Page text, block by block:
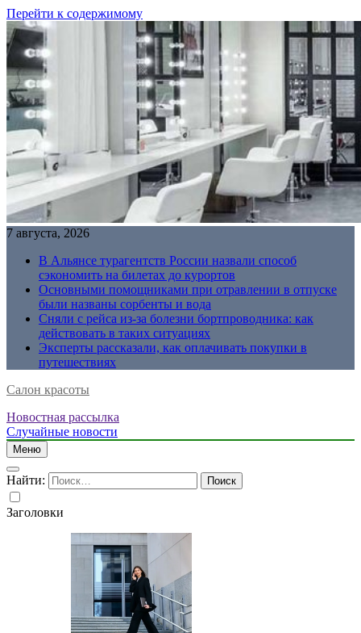
Перейти к содержимому
7 августа, 2026
В Альянсе турагентств России назвали способ
сэкономить на билетах до курортов
Основными помощниками при отравлении в отпуске
были названы сорбенты и вода
Сняли с рейса из-за болезни бортпроводника: как
действовать в таких ситуациях
Эксперты рассказали, как оплачивать покупки в
путешествиях
Салон красоты
Новостная рассылка
Случайные новости
Меню
Найти:
Заголовки